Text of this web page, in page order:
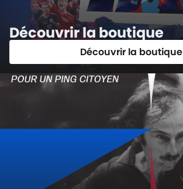
Découvrir la boutique
Découvrir la boutique